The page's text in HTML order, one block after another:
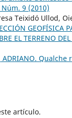
Núm. 9 (2010)
Teixidó Ullod,
GEOFÍSICA
EL TERRENO
ADRIANO.
artículo.